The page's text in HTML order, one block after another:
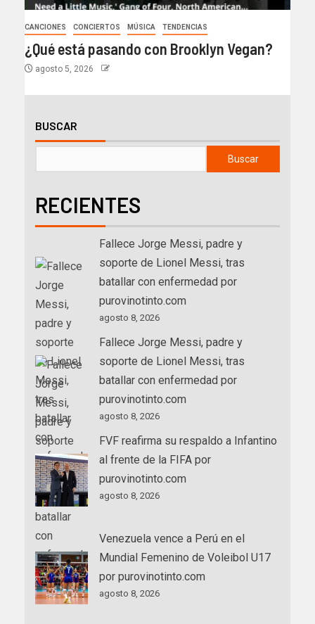
CANCIONES CONCIERTOS MÚSICA TENDENCIAS
¿Qué está pasando con Brooklyn Vegan?
agosto 5, 2026
BUSCAR
Buscar
RECIENTES
Fallece Jorge Messi, padre y
soporte de Lionel Messi, tras
batallar con enfermedad por
purovinotinto.com
agosto 8, 2026
Fallece Jorge Messi, padre y
soporte de Lionel Messi, tras
batallar con enfermedad por
purovinotinto.com
agosto 8, 2026
FVF reafirma su respaldo a Infantino
al frente de la FIFA por
purovinotinto.com
agosto 8, 2026
Venezuela vence a Perú en el
Mundial Femenino de Voleibol U17
por purovinotinto.com
agosto 8, 2026